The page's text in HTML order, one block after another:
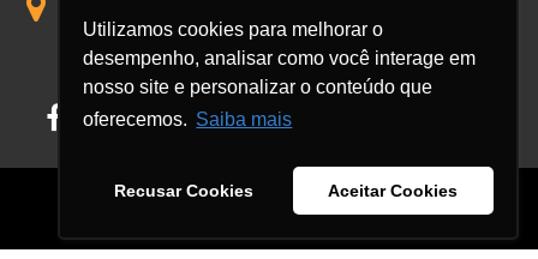
Utilizamos cookies para melhorar o
desempenho, analisar como você interage em
nosso site e personalizar o conteúdo que
oferecemos. Saiba mais
Recusar Cookies Aceitar Cookies
Rua Florida, 1738, Conj. 121
Cidade Monções
Facebook
LinkedIn
Instagram